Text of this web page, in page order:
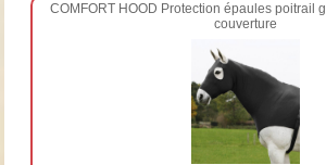
COMFORT HOOD Protection épaules poitrail
couverture